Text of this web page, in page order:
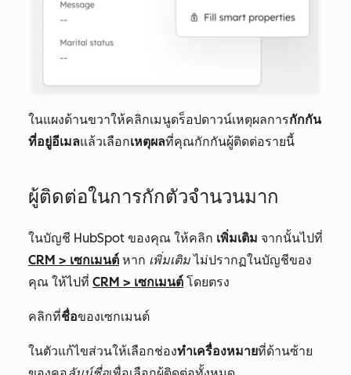
ในแผงด้านขวาให้คลิกเมนูดร็อปดาวน์เหตุผลการกักกัน
ที่อยู่อีเมลแล้วเลือกเหตุผลที่คุณกักกันผู้ติดต่อรายนี้
ผู้ติดต่อในการกักตัวจำนวนมาก
ในบัญชี HubSpot ของคุณ ให้คลิก เพิ่มเติม จากนั้นไปที่
CRM > เซกเมนต์ หาก เพิ่มเติมไม่ปรากฏในบัญชีของ
คุณ ให้ไปที่ CRM > เซกเมนต์ โดยตรง
คลิกที่ชื่อของเซกเมนต์
ในตัวแก้ไขส่วนให้เลือกช่องทำเครื่องหมายที่ด้านซ้าย